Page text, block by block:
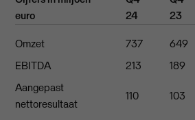
euro
24
23
Omzet 737 649
EBITDA
213 189
Aangepast
nettoresultaat
110 103